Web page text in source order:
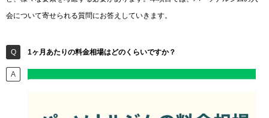
会について寄せられる質問にお答えしていきます。
1ヶ月あたりの料金相場はどのくらいですか？